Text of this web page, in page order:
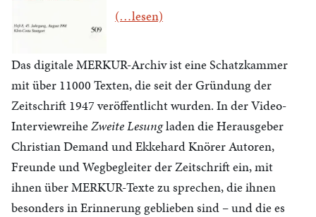
(…lesen)
Das digitale MERKUR-Archiv ist eine Schatzkammer
mit über 11000 Texten, die seit der Gründung der
Zeitschrift 1947 veröffentlicht wurden. In der Video-
InterviewreiheZweite Lesungladen die Herausgeber
Christian Demand und Ekkehard Knörer Autoren,
Freunde und Wegbegleiter der Zeitschrift ein, mit
ihnen über MERKUR-Texte zu sprechen, die ihnen
besonders in Erinnerung geblieben sind – und die es